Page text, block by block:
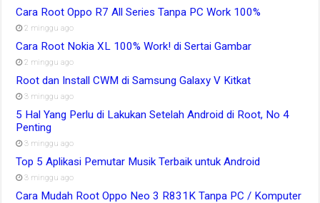
Cara Root Oppo R7 All Series Tanpa PC Work 100%
2 minggu ago
Cara Root Nokia XL 100% Work! di Sertai Gambar
2 minggu ago
Root dan Install CWM di Samsung Galaxy V Kitkat
3 minggu ago
5 Hal Yang Perlu di Lakukan Setelah Android di Root, No 4
Penting
3 minggu ago
Top 5 Aplikasi Pemutar Musik Terbaik untuk Android
3 minggu ago
Cara Mudah Root Oppo Neo 3 R831K Tanpa PC / Komputer